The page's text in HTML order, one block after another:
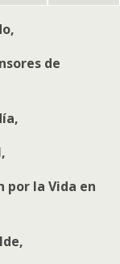
de
por la Vida en